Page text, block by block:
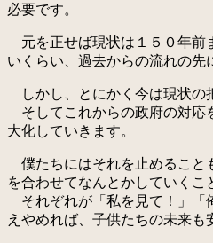
必要です。
元を正せば現状は１５０年前
いくらい、過去からの流れの先
しかし、とにかく今は現状の
そしてこれからの政府の対応
大化していきます。
僕たちにはそれを止めること
を合わせてなんとかしていくこ
それぞれが「私を見て！」「
えやめれば、子供たちの未来も